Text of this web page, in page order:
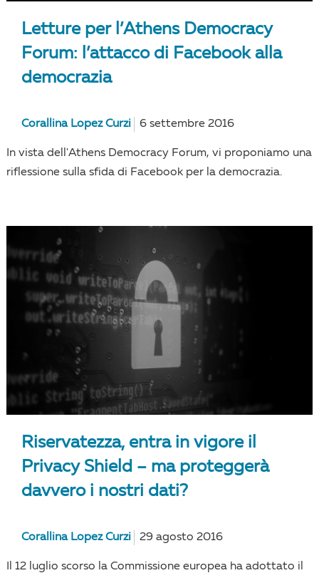
Letture per l’Athens Democracy
Forum: l’attacco di Facebook alla
democrazia
Corallina Lopez Curzi 6 settembre 2016
In vista dell'Athens Democracy Forum, vi proponiamo una
riflessione sulla sfida di Facebook per la democrazia.
Riservatezza, entra in vigore il
Privacy Shield – ma proteggerà
davvero i nostri dati?
Corallina Lopez Curzi 29 agosto 2016
Il 12 luglio scorso la Commissione europea ha adottato il